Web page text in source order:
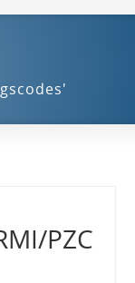
PZC